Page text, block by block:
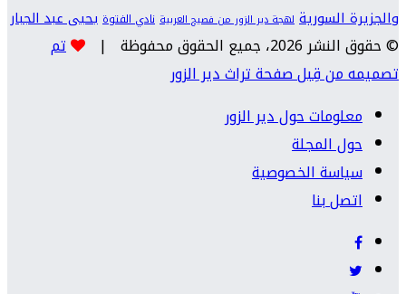
والجزيرة السورية لهجة دير الزور من فصيح العربية نادي الفتوة يحيى عبد الجبار
© حقوق النشر 2026، جميع الحقوق محفوظة |
تم
تصميمه من قِبل صفحة تراث دير الزور
معلومات حول دير الزور
حول المجلة
سياسة الخصوصية
اتصل بنا